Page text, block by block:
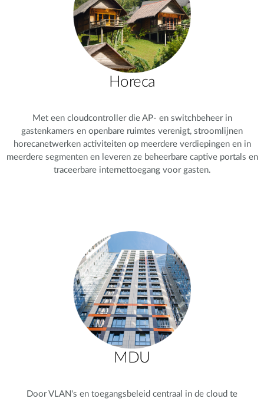
Horeca
Met een cloudcontroller die AP- en switchbeheer in
gastenkamers en openbare ruimtes verenigt, stroomlijnen
horecanetwerken activiteiten op meerdere verdiepingen en in
meerdere segmenten en leveren ze beheerbare captive portals en
traceerbare internettoegang voor gasten.
MDU
Door VLAN's en toegangsbeleid centraal in de cloud te